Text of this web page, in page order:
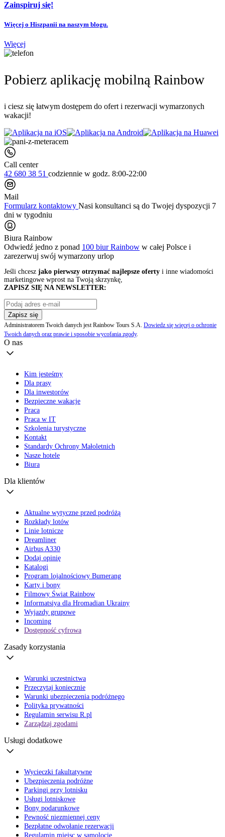
Zainspiruj się!
Więcej o Hiszpanii na naszym blogu.
Więcej
Pobierz aplikację mobilną Rainbow
i ciesz się łatwym dostępem do ofert i rezerwacji wymarzonych
wakacji!
Call center
42 680 38 51 codziennie w godz. 8:00-22:00
Mail
Formularz kontaktowy Nasi konsultanci są do Twojej dyspozycji 7
dni w tygodniu
Biura Rainbow
Odwiedź jedno z ponad 100 biur Rainbow w całej Polsce i
zarezerwuj swój wymarzony urlop
Jeśli chcesz jako pierwszy otrzymać najlepsze oferty i inne wiadomości
marketingowe wprost na Twoją skrzynkę,
ZAPISZ SIĘ NA NEWSLETTER:
Zapisz się
Administratorem Twoich danych jest Rainbow Tours S.A. Dowiedz się więcej o ochronie
Twoich danych oraz prawie i sposobie wycofania zgody.
O nas
Kim jesteśmy
Dla prasy
Dla inwestorów
Bezpieczne wakacje
Praca
Praca w IT
Szkolenia turystyczne
Kontakt
Standardy Ochrony Małoletnich
Nasze hotele
Biura
Dla klientów
Aktualne wytyczne przed podróżą
Rozkłady lotów
Linie lotnicze
Dreamliner
Airbus A330
Dodaj opinię
Katalogi
Program lojalnościowy Bumerang
Karty i bony
Filmowy Świat Rainbow
Informatsiya dla Hromadian Ukrainy
Wyjazdy grupowe
Incoming
Dostępność cyfrowa
Zasady korzystania
Warunki uczestnictwa
Przeczytaj koniecznie
Warunki ubezpieczenia podróżnego
Polityka prywatności
Regulamin serwisu R.pl
Zarządzaj zgodami
Usługi dodatkowe
Wycieczki fakultatywne
Ubezpieczenia podróżne
Parkingi przy lotnisku
Usługi lotniskowe
Bony podarunkowe
Pewność niezmiennej ceny
Bezpłatne odwołanie rezerwacji
Regulamin miejsc w samolocie